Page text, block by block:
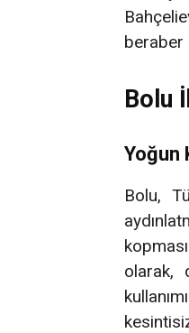
beraber
Bolu
Yoğun
Bolu,
olarak,